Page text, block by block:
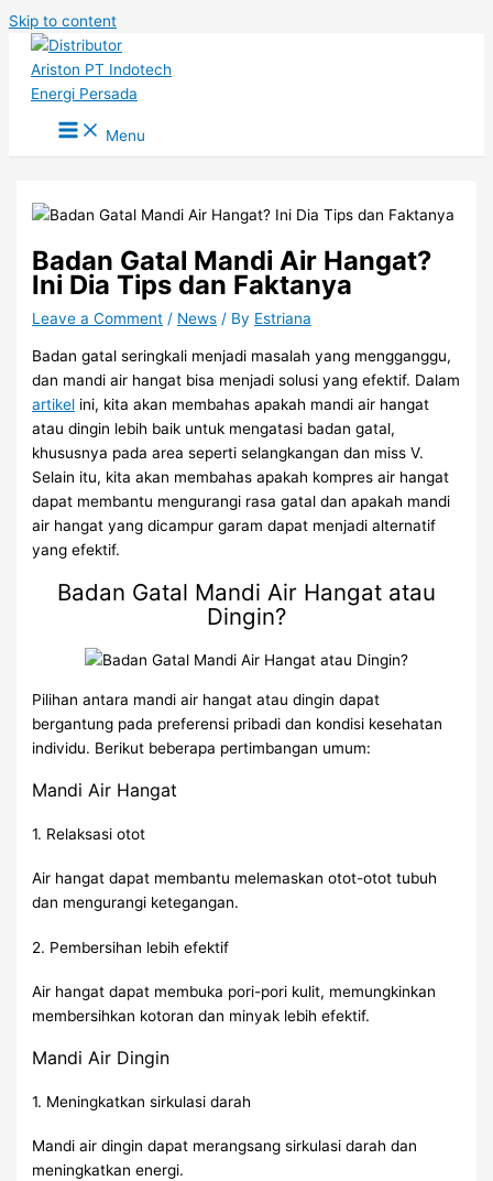
Skip to content
Menu
Badan Gatal Mandi Air Hangat?
Ini Dia Tips dan Faktanya
Leave a Comment / News / By Estriana
Badan gatal seringkali menjadi masalah yang mengganggu,
dan mandi air hangat bisa menjadi solusi yang efektif. Dalam
artikel ini, kita akan membahas apakah mandi air hangat
atau dingin lebih baik untuk mengatasi badan gatal,
khususnya pada area seperti selangkangan dan miss V.
Selain itu, kita akan membahas apakah kompres air hangat
dapat membantu mengurangi rasa gatal dan apakah mandi
air hangat yang dicampur garam dapat menjadi alternatif
yang efektif.
Badan Gatal Mandi Air Hangat atau
Dingin?
Pilihan antara mandi air hangat atau dingin dapat
bergantung pada preferensi pribadi dan kondisi kesehatan
individu. Berikut beberapa pertimbangan umum:
Mandi Air Hangat
1. Relaksasi otot
Air hangat dapat membantu melemaskan otot-otot tubuh
dan mengurangi ketegangan.
2. Pembersihan lebih efektif
Air hangat dapat membuka pori-pori kulit, memungkinkan
membersihkan kotoran dan minyak lebih efektif.
Mandi Air Dingin
1. Meningkatkan sirkulasi darah
Mandi air dingin dapat merangsang sirkulasi darah dan
meningkatkan energi.